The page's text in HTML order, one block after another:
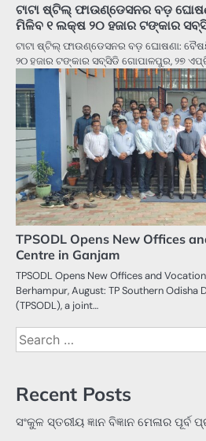
ଟାଟା ଷ୍ଟିଲ୍ ଫାଉଣ୍ଡେସନର ବଡ଼
ମିଳିବ ୧ ଲକ୍ଷ ୨୦ ହଜାର ଟଙ୍କାର
ଟାଟା ଷ୍ଟିଲ୍ ଫାଉଣ୍ଡେସନର ବଡ଼ ଘୋଷଣା:
୨୦ ହଜାର ଟଙ୍କାର ସବ୍‌ସିଡି ଗୋପାଳପୁର, ୨୭
TPSODL Opens New Offices
Centre in Ganjam
TPSODL Opens New Offices and
Berhampur, August: TP Southern
(TPSODL), a joint…
Search
for:
Recent Posts
ସଂକୁଳ ସ୍ତରୀୟ ଜ୍ଞାନ ବିଜ୍ଞାନ ମେଳାର